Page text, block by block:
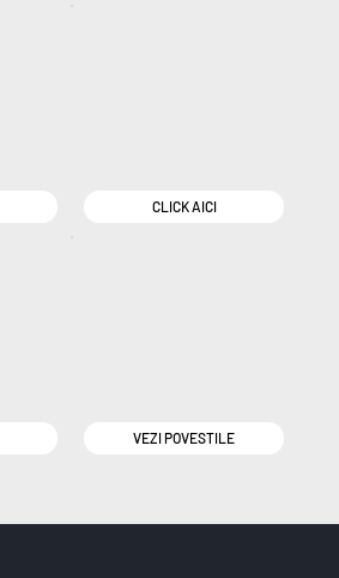
CLICK AICI
VEZI POVESTILE